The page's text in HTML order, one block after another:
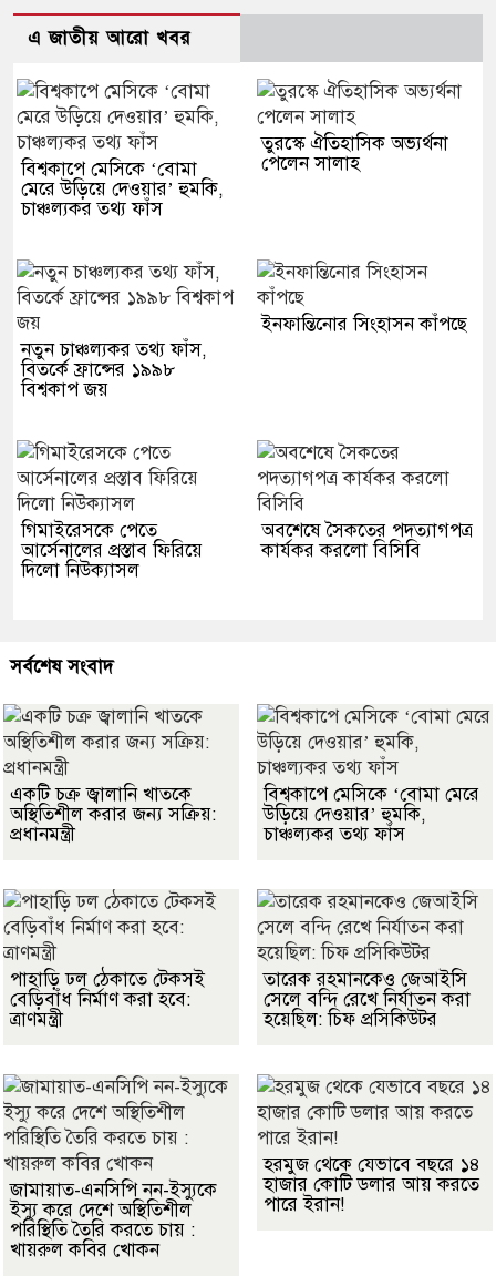
এ জাতীয় আরো খবর
বিশ্বকাপে মেসিকে ‘বোমা
মেরে উড়িয়ে দেওয়ার’ হুমকি,
চাঞ্চল্যকর তথ্য ফাঁস
তুরস্কে ঐতিহাসিক অভ্যর্থনা
পেলেন সালাহ
নতুন চাঞ্চল্যকর তথ্য ফাঁস,
বিতর্কে ফ্রান্সের ১৯৯৮
বিশ্বকাপ জয়
ইনফান্তিনোর সিংহাসন কাঁপছে
গিমাইরেসকে পেতে
আর্সেনালের প্রস্তাব ফিরিয়ে
দিলো নিউক্যাসল
অবশেষে সৈকতের পদত্যাগপত্র
কার্যকর করলো বিসিবি
সর্বশেষ সংবাদ
একটি চক্র জ্বালানি খাতকে
অস্থিতিশীল করার জন্য সক্রিয়:
প্রধানমন্ত্রী
বিশ্বকাপে মেসিকে ‘বোমা মেরে
উড়িয়ে দেওয়ার’ হুমকি,
চাঞ্চল্যকর তথ্য ফাঁস
পাহাড়ি ঢল ঠেকাতে টেকসই
বেড়িবাঁধ নির্মাণ করা হবে:
ত্রাণমন্ত্রী
তারেক রহমানকেও জেআইসি
সেলে বন্দি রেখে নির্যাতন করা
হয়েছিল: চিফ প্রসিকিউটর
জামায়াত-এনসিপি নন-ইস্যুকে
ইস্যু করে দেশে অস্থিতিশীল
পরিস্থিতি তৈরি করতে চায় :
খায়রুল কবির খোকন
হরমুজ থেকে যেভাবে বছরে ১৪
হাজার কোটি ডলার আয় করতে
পারে ইরান!